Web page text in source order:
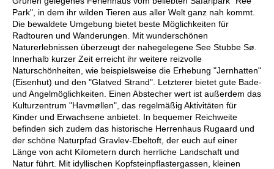
Park", in dem ihr wilden Tieren aus aller Welt ganz nah kommt.
Die bewaldete Umgebung bietet beste Möglichkeiten für
Radtouren und Wanderungen. Mit wunderschönen
Naturerlebnissen überzeugt der nahegelegene See Stubbe Sø.
Innerhalb kurzer Zeit erreicht ihr weitere reizvolle
Naturschönheiten, wie beispielsweise die Erhebung "Jernhatten"
(Eisenhut) und den "Glatved Strand". Letzterer bietet gute Bade-
und Angelmöglichkeiten. Einen Abstecher wert ist außerdem das
Kulturzentrum "Havmøllen", das regelmäßig Aktivitäten für
Kinder und Erwachsene anbietet. In bequemer Reichweite
befinden sich zudem das historische Herrenhaus Rugaard und
der schöne Naturpfad Gravlev-Ebeltoft, der euch auf einer
Länge von acht Kilometern durch herrliche Landschaft und
Natur führt. Mit idyllischen Kopfsteinpflastergassen, kleinen